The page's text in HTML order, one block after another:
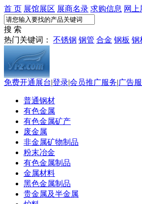
首 页 展馆展区 展商名录 求购信息 网上
搜 索
热门关键词： 不锈钢 钢管 合金 钢板 钢
免费开通展台|登录|会员推广服务|广告
普通钢材
有色金属
有色金属矿产
废金属
非金属矿物制品
粉末冶金
有色金属制品
金属材料
黑色金属制品
贵金属及半金属